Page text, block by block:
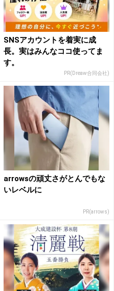
SNSアカウントを着実に成
長。実はみんなココ使ってま
す。
PR(Dreaw合同会社)
arrowsの頑丈さがとんでもな
いレベルに
PR(arrows)